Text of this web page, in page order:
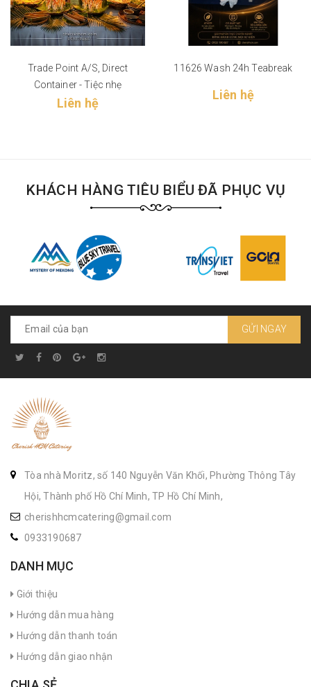
Trade Point A/S, Direct
Container - Tiệc nhẹ
Liên hệ
11626 Wash 24h Teabreak
Liên hệ
KHÁCH HÀNG TIÊU BIỂU ĐÃ PHỤC VỤ
GỬI NGAY
Tòa nhà Moritz, số 140 Nguyễn Văn Khối, Phường Thông Tây
Hội, Thành phố Hồ Chí Minh, TP Hồ Chí Minh,
cherishhcmcatering@gmail.com
0933190687
DANH MỤC
Giới thiệu
Hướng dẫn mua hàng
Hướng dẫn thanh toán
Hướng dẫn giao nhận